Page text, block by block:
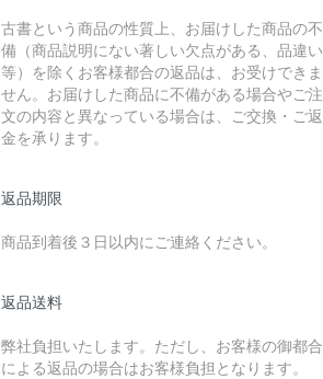
古書という商品の性質上、お届けした商品の不
備（商品説明にない著しい欠点がある、品違い
等）を除くお客様都合の返品は、お受けできま
せん。お届けした商品に不備がある場合やご注
文の内容と異なっている場合は、ご交換・ご返
金を承ります。
返品期限
商品到着後３日以内にご連絡ください。
返品送料
弊社負担いたします。ただし、お客様の御都合
による返品の場合はお客様負担となります。